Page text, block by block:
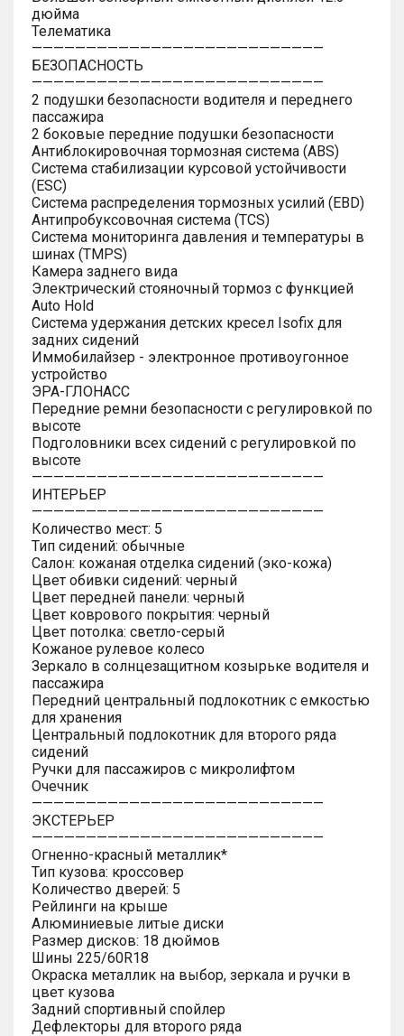
дюйма
Телематика
———————————————————————————
БЕЗОПАСНОСТЬ
———————————————————————————
2 подушки безопасности водителя и переднего
пассажира
2 боковые передние подушки безопасности
Антиблокировочная тормозная система (ABS)
Система стабилизации курсовой устойчивости
(ESC)
Система распределения тормозных усилий (EBD)
Антипробуксовочная система (TCS)
Система мониторинга давления и температуры в
шинах (TMPS)
Камера заднего вида
Электрический стояночный тормоз с функцией
Auto Hold
Система удержания детских кресел Isofix для
задних сидений
Иммобилайзер - электронное противоугонное
устройство
ЭРА-ГЛОНАСС
Передние ремни безопасности с регулировкой по
высоте
Подголовники всех сидений с регулировкой по
высоте
———————————————————————————
ИНТЕРЬЕР
———————————————————————————
Количество мест: 5
Тип сидений: обычные
Салон: кожаная отделка сидений (эко-кожа)
Цвет обивки сидений: черный
Цвет передней панели: черный
Цвет коврового покрытия: черный
Цвет потолка: светло-серый
Кожаное рулевое колесо
Зеркало в солнцезащитном козырьке водителя и
пассажира
Передний центральный подлокотник с емкостью
для хранения
Центральный подлокотник для второго ряда
сидений
Ручки для пассажиров с микролифтом
Очечник
———————————————————————————
ЭКСТЕРЬЕР
———————————————————————————
Огненно-красный металлик*
Тип кузова: кроссовер
Количество дверей: 5
Рейлинги на крыше
Алюминиевые литые диски
Размер дисков: 18 дюймов
Шины 225/60R18
Окраска металлик на выбор, зеркала и ручки в
цвет кузова
Задний спортивный спойлер
Дефлекторы для второго ряда